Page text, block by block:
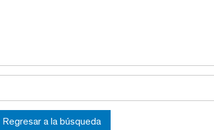
Regresar a la búsqueda